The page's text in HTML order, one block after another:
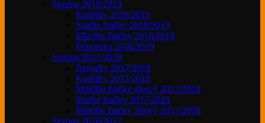
Sezóna 2018/2019
Kadetky 2018/2019
Staršie žiačky 2018/2019
Mladšie žiačky 2018/2019
Prípravka 2018/2019
Sezóna 2017/2018
Juniorky 2017/2018
Kadetky 2017/2018
Mladšie žiačky 4kový 2017/2018
Staršie žiačky 2017/2018
Mladšie žiačky 3kový 2017/2018
Sezóna 2016/2017